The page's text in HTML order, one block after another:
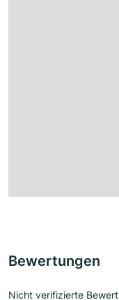
Bewertungen
Nicht verifizierte